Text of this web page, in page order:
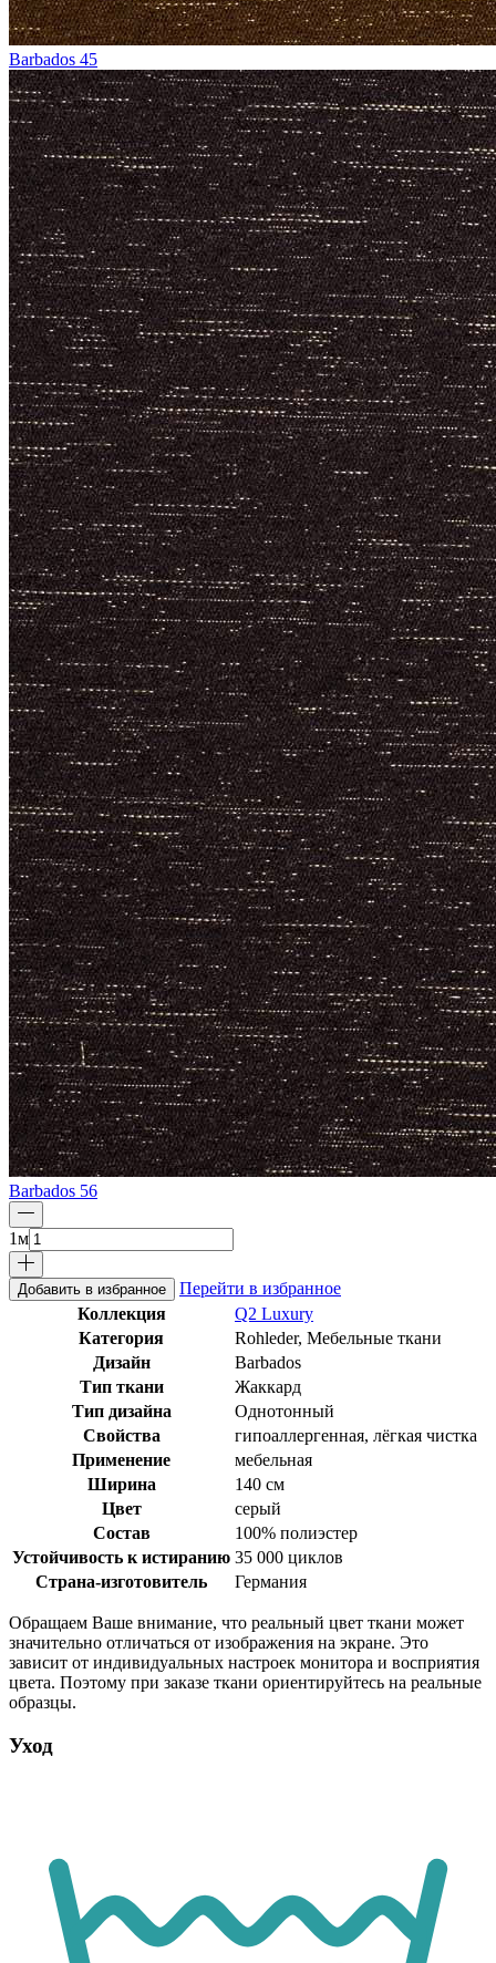
Barbados 45
Barbados 56
1м
Добавить в избранное
Перейти в избранное
Коллекция
Q2 Luxury
Категория
Rohleder, Мебельные ткани
Дизайн
Barbados
Тип ткани
Жаккард
Тип дизайна
Однотонный
Свойства
гипоаллергенная, лёгкая чистка
Применение
мебельная
Ширина
140 см
Цвет
серый
Состав
100% полиэстер
Устойчивость к истиранию 35 000 циклов
Страна-изготовитель
Германия
Обращаем Ваше внимание, что реальный цвет ткани может
значительно отличаться от изображения на экране. Это
зависит от индивидуальных настроек монитора и восприятия
цвета. Поэтому при заказе ткани ориентируйтесь на реальные
образцы.
Уход